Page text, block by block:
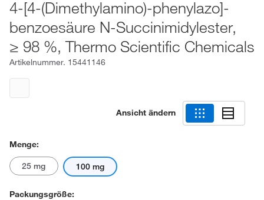
4-[4-(Dimethylamino)-phenylazo]-
benzoesäure N-Succinimidylester,
≥ 98 %, Thermo Scientific Chemicals
Artikelnummer. 15441146
Ansicht ändern
Menge:
25 mg 100 mg
Packungsgröße: